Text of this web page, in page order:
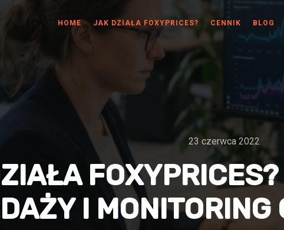
HOME JAK DZIAŁA FOXYPRICES? CENNIK BLOG
23 czerwca 2022
I